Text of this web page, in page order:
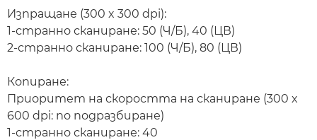
Изпращане (300 x 300 dpi):
1-странно сканиране: 50 (Ч/Б), 40 (ЦВ)
2-странно сканиране: 100 (Ч/Б), 80 (ЦВ)
Копиране:
Приоритет на скоростта на сканиране (300 x
600 dpi: по подразбиране)
1-странно сканиране: 40